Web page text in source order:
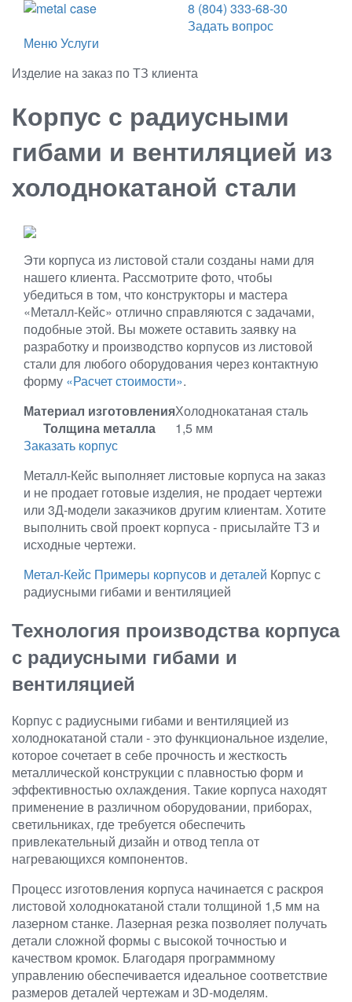
8 (804) 333-68-30
Задать вопрос
МенюУслуги
Изделие на заказ по ТЗ клиента
Корпус с радиусными
гибами и вентиляцией из
холоднокатаной стали
Эти корпуса из листовой стали созданы нами для
нашего клиента. Рассмотрите фото, чтобы
убедиться в том, что конструкторы и мастера
«Металл‑Кейс» отлично справляются с задачами,
подобные этой. Вы можете оставить заявку на
разработку и производство корпусов из листовой
стали для любого оборудования через контактную
форму «Расчет стоимости».
Материал изготовленияХолоднокатаная сталь
Толщина металла
1,5 мм
Заказать корпус
Металл-Кейс выполняет листовые корпуса на заказ
и не продает готовые изделия, не продает чертежи
или 3Д-модели заказчиков другим клиентам. Хотите
выполнить свой проект корпуса - присылайте ТЗ и
исходные чертежи.
Метал-Кейс Примеры корпусов и деталей Корпус с
радиусными гибами и вентиляцией
Технология производства корпуса
с радиусными гибами и
вентиляцией
Корпус с радиусными гибами и вентиляцией из
холоднокатаной стали - это функциональное изделие,
которое сочетает в себе прочность и жесткость
металлической конструкции с плавностью форм и
эффективностью охлаждения. Такие корпуса находят
применение в различном оборудовании, приборах,
светильниках, где требуется обеспечить
привлекательный дизайн и отвод тепла от
нагревающихся компонентов.
Процесс изготовления корпуса начинается с раскроя
листовой холоднокатаной стали толщиной 1,5 мм на
лазерном станке. Лазерная резка позволяет получать
детали сложной формы с высокой точностью и
качеством кромок. Благодаря программному
управлению обеспечивается идеальное соответствие
размеров деталей чертежам и 3D-моделям.